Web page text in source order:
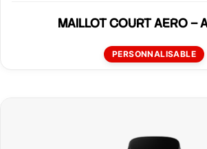
MAILLOT COURT AERO –
PERSONNALISABLE